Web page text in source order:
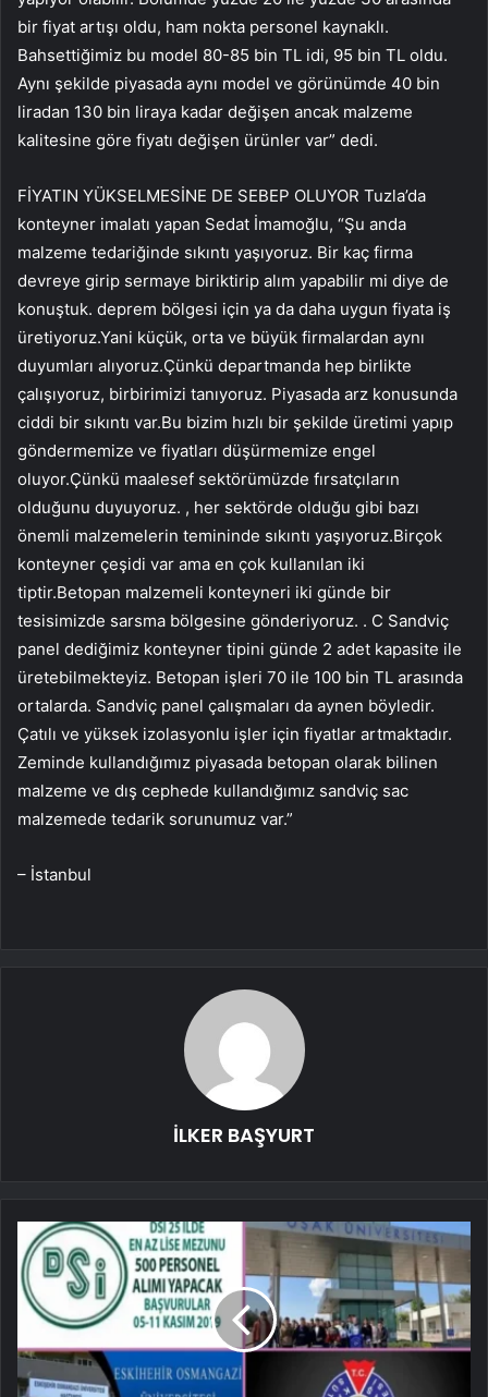
bir fiyat artışı oldu, ham nokta personel kaynaklı.
Bahsettiğimiz bu model 80-85 bin TL idi, 95 bin TL oldu.
Aynı şekilde piyasada aynı model ve görünümde 40 bin
liradan 130 bin liraya kadar değişen ancak malzeme
kalitesine göre fiyatı değişen ürünler var” dedi.
FİYATIN YÜKSELMESİNE DE SEBEP OLUYOR Tuzla’da
konteyner imalatı yapan Sedat İmamoğlu, “Şu anda
malzeme tedariğinde sıkıntı yaşıyoruz. Bir kaç firma
devreye girip sermaye biriktirip alım yapabilir mi diye de
konuştuk. deprem bölgesi için ya da daha uygun fiyata iş
üretiyoruz.Yani küçük, orta ve büyük firmalardan aynı
duyumları alıyoruz.Çünkü departmanda hep birlikte
çalışıyoruz, birbirimizi tanıyoruz. Piyasada arz konusunda
ciddi bir sıkıntı var.Bu bizim hızlı bir şekilde üretimi yapıp
göndermemize ve fiyatları düşürmemize engel
oluyor.Çünkü maalesef sektörümüzde fırsatçıların
olduğunu duyuyoruz. , her sektörde olduğu gibi bazı
önemli malzemelerin temininde sıkıntı yaşıyoruz.Birçok
konteyner çeşidi var ama en çok kullanılan iki
tiptir.Betopan malzemeli konteyneri iki günde bir
tesisimizde sarsma bölgesine gönderiyoruz. . C Sandviç
panel dediğimiz konteyner tipini günde 2 adet kapasite ile
üretebilmekteyiz. Betopan işleri 70 ile 100 bin TL arasında
ortalarda. Sandviç panel çalışmaları da aynen böyledir.
Çatılı ve yüksek izolasyonlu işler için fiyatlar artmaktadır.
Zeminde kullandığımız piyasada betopan olarak bilinen
malzeme ve dış cephede kullandığımız sandviç sac
malzemede tedarik sorunumuz var.”
– İstanbul
İLKER BAŞYURT